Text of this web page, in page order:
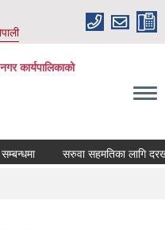
कार्यपालिकाको
सरुवा सहमतिका लागि